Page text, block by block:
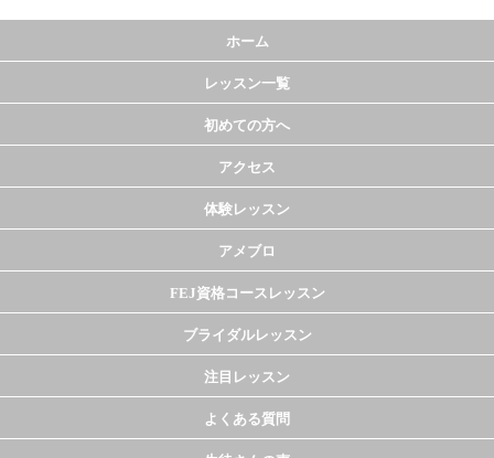
ホーム
レッスン一覧
初めての方へ
アクセス
体験レッスン
アメブロ
FEJ資格コースレッスン
ブライダルレッスン
注目レッスン
よくある質問